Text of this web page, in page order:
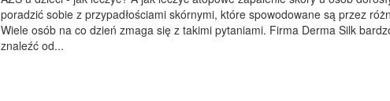
poradzić sobie z przypadłościami skórnymi, które spowodowane są przez
Wiele osób na co dzień zmaga się z takimi pytaniami. Firma Derma Silk
znaleźć od...